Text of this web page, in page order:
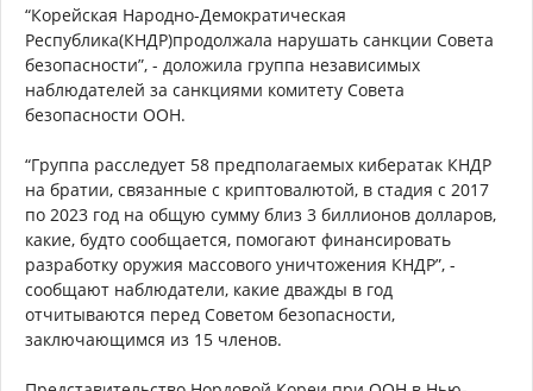
“Корейская Народно-Демократическая
Республика(КНДР)продолжала нарушать санкции Совета
безопасности”, - доложила группа независимых
наблюдателей за санкциями комитету Совета
безопасности ООН.
“Группа расследует 58 предполагаемых кибератак КНДР
на братии, связанные с криптовалютой, в стадия с 2017
по 2023 год на общую сумму близ 3 биллионов долларов,
какие, будто сообщается, помогают финансировать
разработку оружия массового уничтожения КНДР”, -
сообщают наблюдатели, какие дважды в год
отчитываются перед Советом безопасности,
заключающимся из 15 членов.